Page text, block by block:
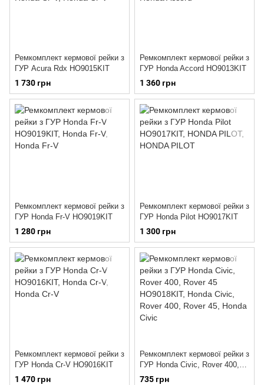
Ремкомплект кермової рейки з
ГУР Acura Rdx HO9015KIT
1 730 грн
Ремкомплект кермової рейки з
ГУР Honda Accord HO9013KIT
1 360 грн
Ремкомплект кермової рейки з
ГУР Honda Fr-V HO9019KIT
1 280 грн
Ремкомплект кермової рейки з
ГУР Honda Pilot HO9017KIT
1 300 грн
Ремкомплект кермової рейки з
ГУР Honda Cr-V HO9016KIT
1 470 грн
Ремкомплект кермової рейки з
ГУР Honda Civic, Rover 400,
Rover 45 HO9018KIT
735 грн